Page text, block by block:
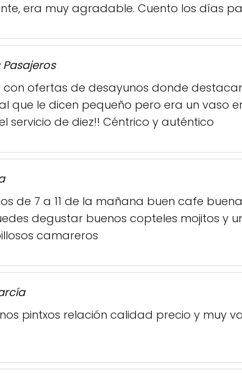
era muy agradable. Cuento los días
ofertas de desayunos donde
que le dicen pequeño pero era un vaso
servicio de diez!! Céntrico y auténtico
de 7 a 11 de la mañana buen cafe
degustar buenos copteles mojitos y
camareros
pintxos relación calidad precio y muy